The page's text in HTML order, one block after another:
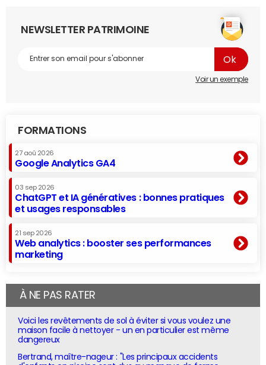
NEWSLETTER PATRIMOINE
Voir un exemple
FORMATIONS
27 aoû 2026
Google Analytics GA4
03 sep 2026
ChatGPT et IA génératives : bonnes pratiques
et usages responsables
21 sep 2026
Web analytics : booster ses performances
marketing
À NE PAS RATER
Voici les revêtements de sol à éviter si vous voulez une
maison facile à nettoyer - un en particulier est même
dangereux
Bertrand, maître-nageur : "Les principaux accidents